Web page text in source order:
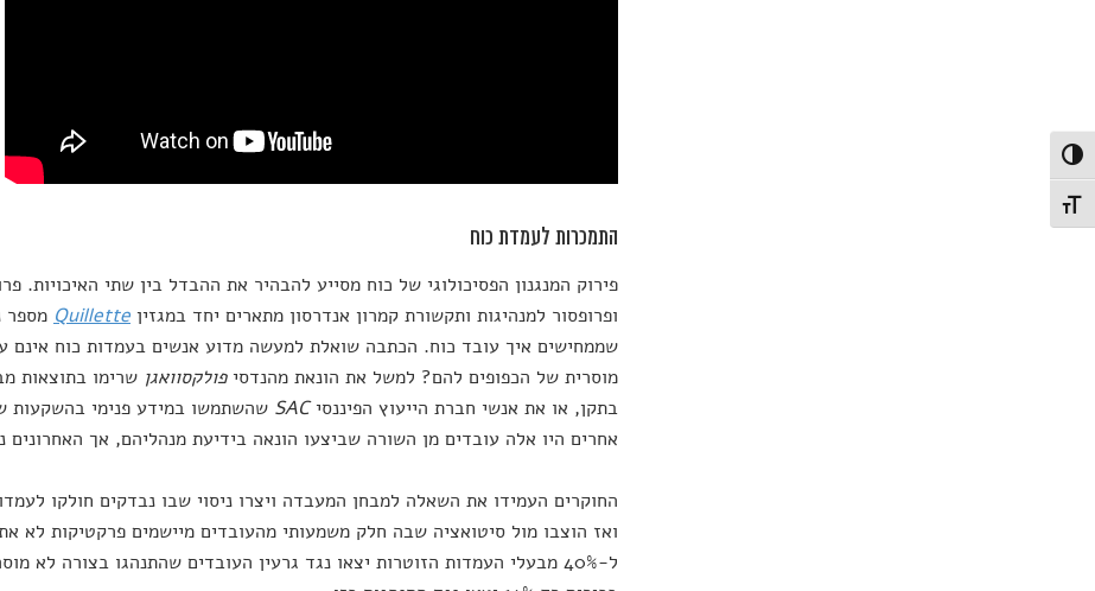
הפעל/כבה ניגודיות גבוהה
מתג גודל גופן
התמכרות לעמדת כוח
פירוק המנגנון הפסיכולוגי של כוח מסייע להבהיר את ההבדל בין שתי האיכויות.
ופרופסור למנהיגות ותקשורת קמרון אנדרסון מתארים יחד במגזין Quillette מספר
שממחישים איך עובד כוח. הכתבה שואלת למעשה מדוע אנשים בעמדות כוח אינם
מוסרית של הכפופים להם? למשל את הונאת מהנדסיפולקסוואגן שרימו בתוצאות
בתקן, או את אנשי חברת הייעוץ הפיננסיSAC שהשתמשו במידע פנימי בהשקעות
אחרים היו אלה עובדים מן השורה שביצעו הונאה בידיעת מנהליהם, אך האחרונים
החוקרים העמידו את השאלה למבחן המעבדה ויצרו ניסוי שבו נבדקים חולקו
ואז הוצבו מול סיטואציה שבה חלק משמעותי מהעובדים מיישמים פרקטיקות לא
ל-40% מבעלי העמדות הזוטרות יצאו נגד גרעין העובדים שהתנהגו בצורה לא